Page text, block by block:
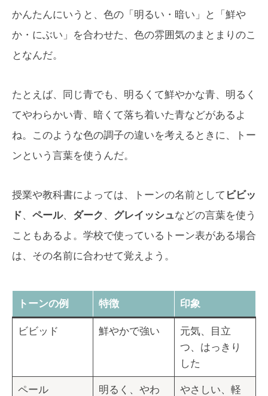
かんたんにいうと、色の「明るい・暗い」と「鮮や
か・にぶい」を合わせた、色の雰囲気のまとまりのこ
となんだ。
たとえば、同じ青でも、明るくて鮮やかな青、明るく
てやわらかい青、暗くて落ち着いた青などがあるよ
ね。このような色の調子の違いを考えるときに、トー
ンという言葉を使うんだ。
授業や教科書によっては、トーンの名前として ビビッ
ド、 ペール、 ダーク 、 グレイッシュなどの言葉を使う
こともあるよ。学校で使っているトーン表がある場合
は、その名前に合わせて覚えよう。
トーンの例 特徴 印象
ビビッド 鮮やかで強い
元気、目立
つ、はっきり
した
ペール
明るく、やわ
やさしい、軽